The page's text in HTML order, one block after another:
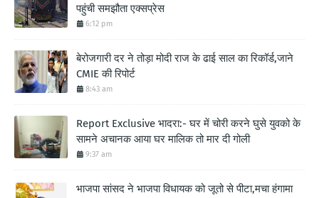
पहुंची समझौता एक्सप्रेस
6:12 pm
बेरोजगारी दर ने तोड़ा मोदी राज के ढाई साल का रिकॉर्ड,जाने
CMIE की रिपोर्ट
8:43 am
Report Exclusive भादरा:- घर में चोरी करने घुसे युवको के
सामने अचानक आया घर मालिक तो मार दी गोली
9:37 am
भाजपा सांसद ने भाजपा विधायक को जूतो से पीटा,मचा हंगामा